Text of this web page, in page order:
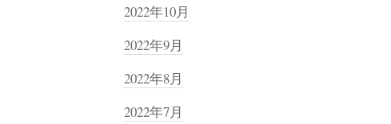
2022年10月
2022年9月
2022年8月
2022年7月